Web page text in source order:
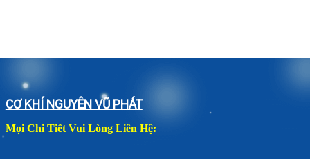
CƠ KHÍ NGUYÊN VŨ PHÁT
Mọi Chi Tiết Vui Lòng Liên Hệ: